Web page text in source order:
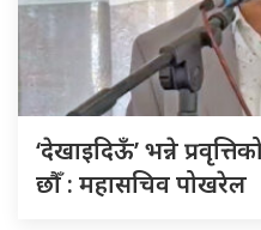
‘देखाइदिऊँ’ भन्ने
छौँ : महासचिव पोखरेल